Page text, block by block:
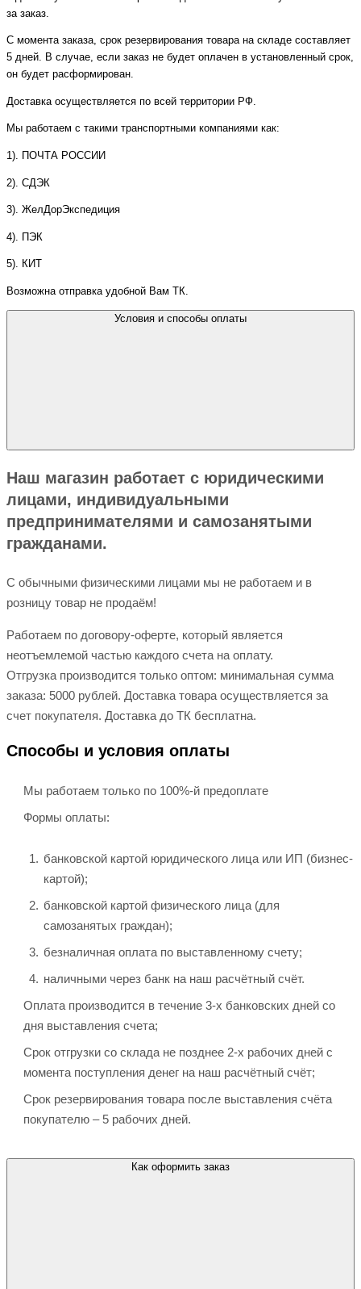
за заказ.
С момента заказа, срок резервирования товара на складе составляет
5 дней. В случае, если заказ не будет оплачен в установленный срок,
он будет расформирован.
Доставка осуществляется по всей территории РФ.
Мы работаем с такими транспортными компаниями как:
1). ПОЧТА РОССИИ
2). СДЭК
3). ЖелДорЭкспедиция
4). ПЭК
5). КИТ
Возможна отправка удобной Вам ТК.
Условия и способы оплаты
Наш магазин работает с юридическими
лицами, индивидуальными
предпринимателями и самозанятыми
гражданами.
С обычными физическими лицами мы не работаем и в
розницу товар не продаём!
Работаем по договору-оферте, который является
неотъемлемой частью каждого счета на оплату.
Отгрузка производится только оптом: минимальная сумма
заказа: 5000 рублей. Доставка товара осуществляется за
счет покупателя. Доставка до ТК бесплатна.
Способы и условия оплаты
Мы работаем только по 100%-й предоплате
Формы оплаты:
банковской картой юридического лица или ИП (бизнес-
картой);
банковской картой физического лица (для
самозанятых граждан);
безналичная оплата по выставленному счету;
наличными через банк на наш расчётный счёт.
Оплата производится в течение 3-х банковских дней со
дня выставления счета;
Срок отгрузки со склада не позднее 2-х рабочих дней с
момента поступления денег на наш расчётный счёт;
Срок резервирования товара после выставления счёта
покупателю – 5 рабочих дней.
Как оформить заказ